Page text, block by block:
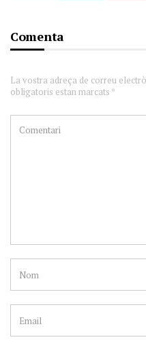
Comenta
La vostra adreça de correu
obligatoris estan marcats *